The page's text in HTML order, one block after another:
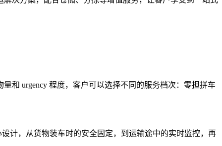
和 urgency 程度，客户可以选择不同的服务档次：零担拼车
计，从货物装车时的安全固定，到运输途中的实时监控，再